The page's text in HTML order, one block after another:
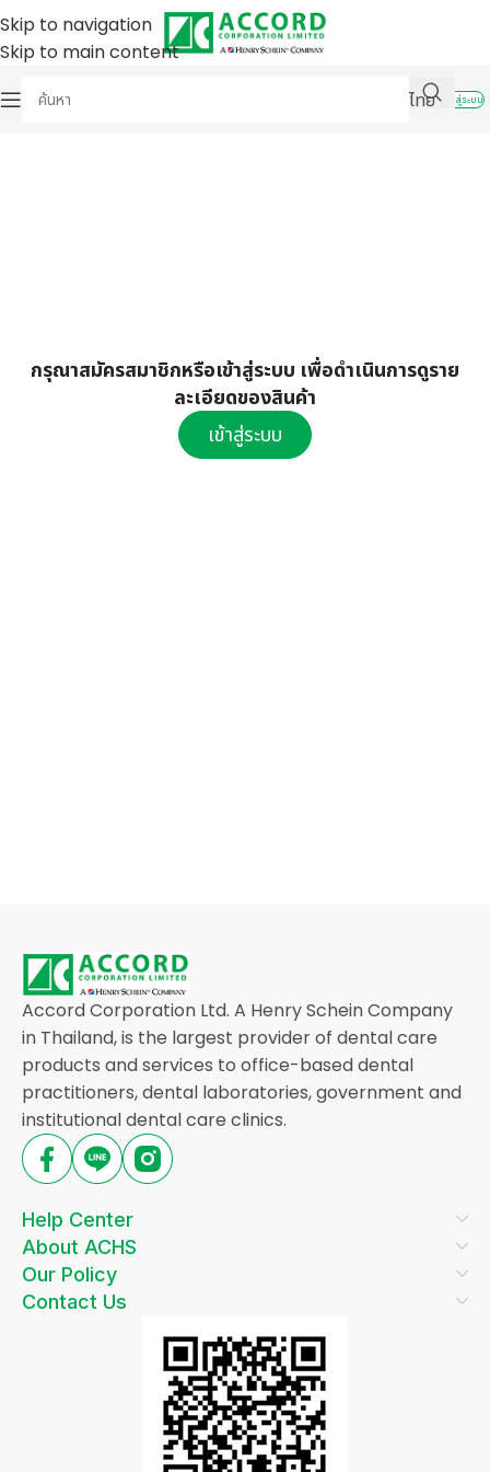
Skip to navigation
Skip to main content
ไทย
เข้าสู่ระบบ
กรุณาสมัครสมาชิกหรือเข้าสู่ระบบ เพื่อดำเนินการดูราย
ละเอียดของสินค้า
เข้าสู่ระบบ
Accord Corporation Ltd. A Henry Schein Company
in Thailand, is the largest provider of dental care
products and services to office-based dental
practitioners, dental laboratories, government and
institutional dental care clinics.
Help Center
About ACHS
Our Policy
Contact Us